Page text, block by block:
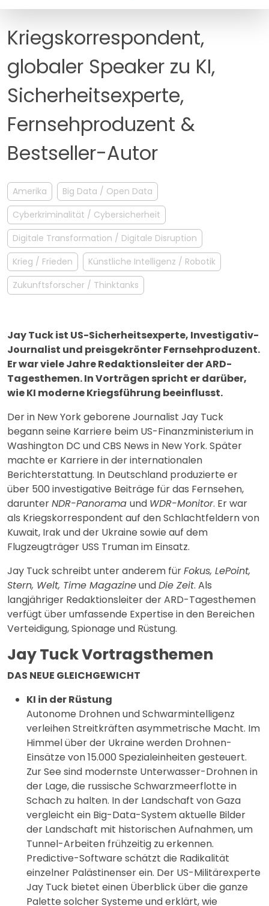
MANAGEMENT
Kriegskorrespondent,
globaler Speaker zu KI,
Sicherheitsexperte,
Fernsehproduzent &
Bestseller-Autor
Amerika
Big Data / Open Data
Cyberkriminalität / Cybersicherheit
Digitale Transformation / Digitale Disruption
Krieg / Frieden
Künstliche Intelligenz / Robotik
Zukunftsforscher / Thinktanks
Jay Tuck ist US-Sicherheitsexperte, Investigativ-
Journalist und preisgekrönter Fernsehproduzent.
Er war viele Jahre Redaktionsleiter der ARD-
Tagesthemen. In Vorträgen spricht er darüber,
wie KI moderne Kriegsführung beeinflusst.
Der in New York geborene Journalist Jay Tuck
begann seine Karriere beim US-Finanzministerium in
Washington DC und CBS News in New York. Später
machte er Karriere in der internationalen
Berichterstattung. In Deutschland produzierte er
über 500 investigative Beiträge für das Fernsehen,
darunterNDR-Panorama und WDR-Monitor. Er war
als Kriegskorrespondent auf den Schlachtfeldern von
Kuwait, Irak und der Ukraine sowie auf dem
Flugzeugträger USS Truman im Einsatz.
Jay Tuck schreibt unter anderem fürFokus, LePoint,
Stern, Welt, Time MagazineundDie Zeit. Als
langjähriger Redaktionsleiter der ARD-Tagesthemen
verfügt über umfassende Expertise in den Bereichen
Verteidigung, Spionage und Rüstung.
Jay Tuck Vortragsthemen
DAS NEUE GLEICHGEWICHT
KI in der Rüstung
Autonome Drohnen und Schwarmintelligenz
verleihen Streitkräften asymmetrische Macht. Im
Himmel über der Ukraine werden Drohnen-
Einsätze von 15.000 Spezialeinheiten gesteuert.
Zur See sind modernste Unterwasser-Drohnen in
der Lage, die russische Schwarzmeerflotte in
Schach zu halten. In der Landschaft von Gaza
vergleicht ein Big-Data-System aktuelle Bilder
der Landschaft mit historischen Aufnahmen, um
Tunnel-Arbeiten frühzeitig zu erkennen.
Predictive-Software schätzt die Radikalität
einzelner Palästinenser ein. Der US-Militärexperte
Jay Tuck bietet einen Überblick über die ganze
Palette solcher Systeme und erklärt, wie